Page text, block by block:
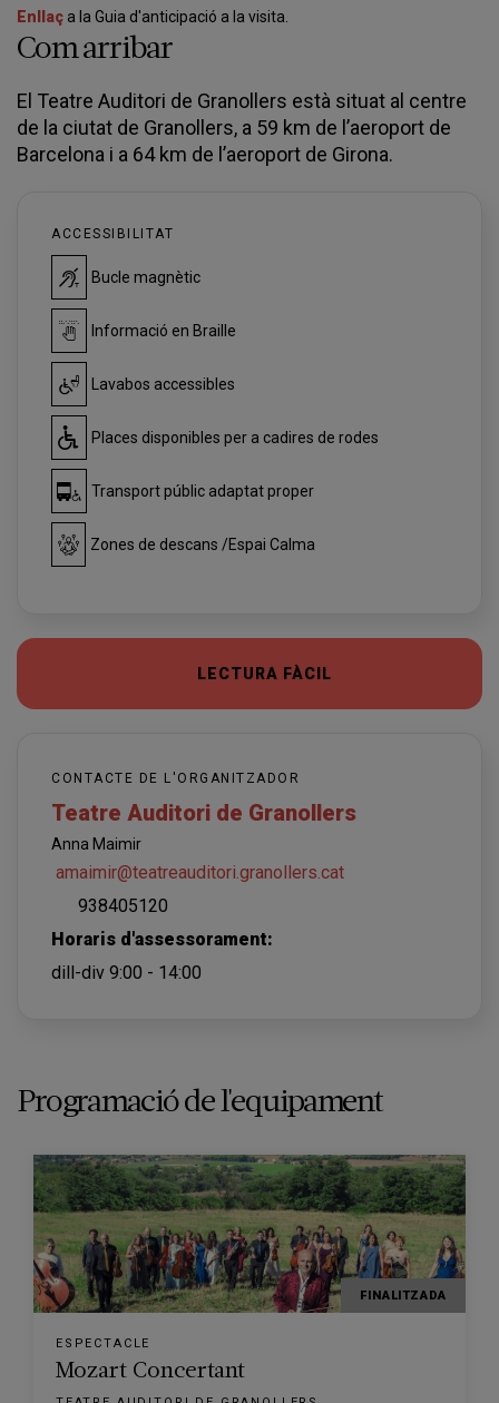
Enllaç a la Guia d'anticipació a la visita.
Com arribar
El Teatre Auditori de Granollers està situat al centre
de la ciutat de Granollers, a 59 km de l’aeroport de
Barcelona i a 64 km de l’aeroport de Girona.
ACCESSIBILITAT
Bucle magnètic
Informació en Braille
Lavabos accessibles
Places disponibles per a cadires de rodes
Transport públic adaptat proper
Zones de descans /Espai Calma
LECTURA FÀCIL
CONTACTE DE L'ORGANITZADOR
Teatre Auditori de Granollers
Anna Maimir
amaimir@teatreauditori.granollers.cat
938405120
Horaris d'assessorament:
dill-div 9:00 - 14:00
Programació de l'equipament
FINALITZADA
ESPECTACLE
Mozart Concertant